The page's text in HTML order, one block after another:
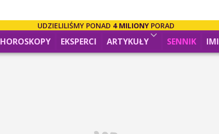
UDZIELILIŚMY PONAD 4 MILIONYPORAD
HOROSKOPY EKSPERCI ARTYKUŁY SENNIK